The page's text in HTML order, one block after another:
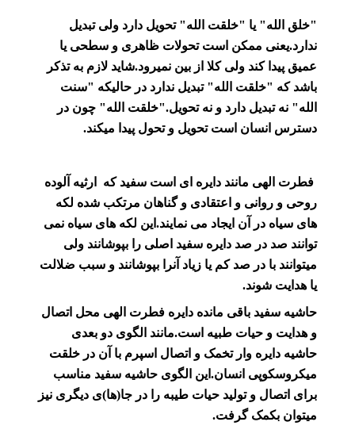
"خلق الله" یا "خلقت الله" تحویل دارد ولی تبدیل
ندارد.یعنی ممکن است تحولات ظاهری و سطحی یا
عمیق پیدا کند ولی کلا از بین نمیرود.شاید لازم به تذکر
باشد که "خلقت الله" تبدیل ندارد در حالیکه "سنت
الله" نه تبدیل دارد و نه تحویل."خلقت الله" چون در
دسترس انسان است تحویل و تحول پیدا میکند.
فطرت الهی مانند دایره ای است سفید که ارثیه آلوده
روحی و روانی و اعتقادی و گناهان مرتکب شده لکه
های سیاه در آن ایجاد می نمایند.این لکه های سیاه نمی
توانند صد در صد دایره سفید اصلی را بپوشانند ولی
میتوانند با در صد کم یا زیاد آنرا بپوشانند و سبب ضلالت
یا هدایت شوند.
حاشیه سفید باقی مانده دایره فطرت الهی محل اتصال
و هدایت و حیات طبیه است.مانند الگوی دو بعدی
حاشیه دایره وار تخمک و اتصال اسپرم با آن در خلقت
میکروسکوپی انسان.این الگوی حاشیه سفید مناسب
برای اتصال و تولید حیات طیبه را در جا(ها)ی دیگری نیز
میتوان بکمک گرفت.